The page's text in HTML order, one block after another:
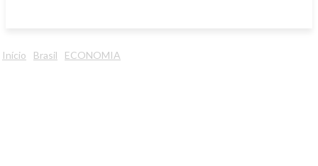
Início Brasil ECONOMIA